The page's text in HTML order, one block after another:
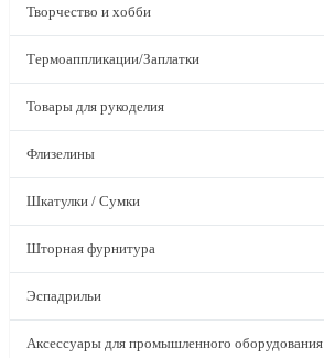
Творчество и хобби
Термоаппликации/Заплатки
Товары для рукоделия
Флизелины
Шкатулки / Сумки
Шторная фурнитура
Эспадрильи
Аксессуары для промышленного оборудования